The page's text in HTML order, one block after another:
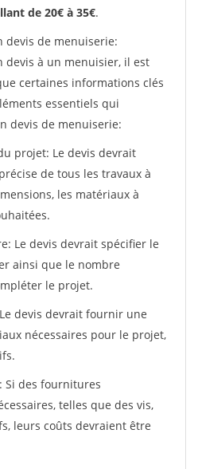
de 20€ à 35€.
devis de menuiserie:
devis à un menuisier, il est
certaines informations clés
essentiels qui
devis de menuiserie:
projet: Le devis devrait
de tous les travaux à
les matériaux à
Le devis devrait spécifier le
ainsi que le nombre
le projet.
devis devrait fournir une
nécessaires pour le projet,
Si des fournitures
telles que des vis,
leurs coûts devraient être